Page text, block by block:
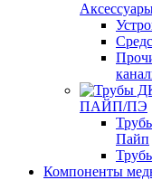
ПАЙП/ПЭ
Пайп
Компоненты